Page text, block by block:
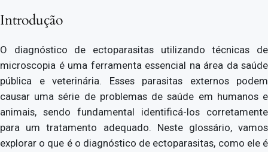
Introdução
O diagnóstico de ectoparasitas utilizando técnicas de
microscopia é uma ferramenta essencial na área da saúde
pública e veterinária. Esses parasitas externos podem
causar uma série de problemas de saúde em humanos e
animais, sendo fundamental identificá-los corretamente
para um tratamento adequado. Neste glossário, vamos
explorar o que é o diagnóstico de ectoparasitas, como ele é